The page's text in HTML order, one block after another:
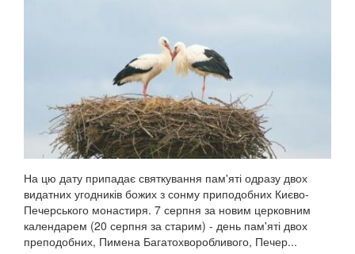
На цю дату припадає святкування пам'яті одразу двох
видатних угодників божих з сонму приподобних Києво-
Печерського монастиря. 7 серпня за новим церковним
календарем (20 серпня за старим) - день пам'яті двох
преподобних, Пимена Багатохворобливого, Печер...